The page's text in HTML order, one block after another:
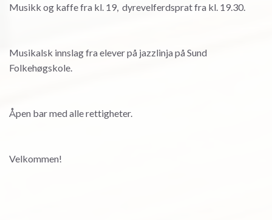
Musikk og kaffe fra kl. 19, dyrevelferdsprat fra kl. 19.30.
Musikalsk innslag fra elever på jazzlinja på Sund
Folkehøgskole.
Åpen bar med alle rettigheter.
Velkommen!